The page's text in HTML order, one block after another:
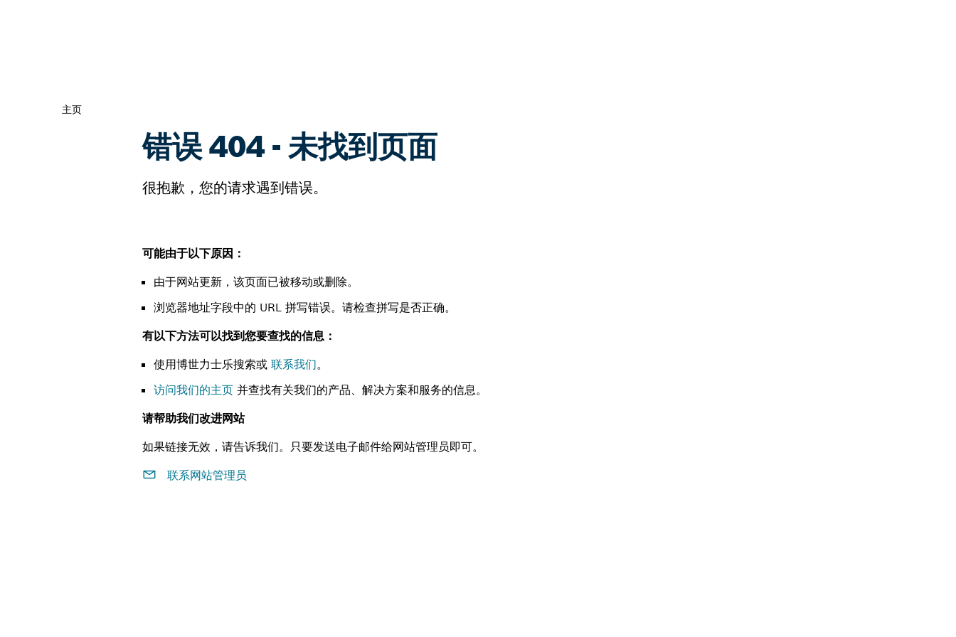
主页
错误 404 - 未找到页面
很抱歉，您的请求遇到错误。
可能由于以下原因：
由于网站更新，该页面已被移动或删除。
浏览器地址字段中的 URL 拼写错误。请检查拼写是否正确。
有以下方法可以找到您要查找的信息：
使用博世力士乐搜索或 联系我们。
访问我们的主页并查找有关我们的产品、解决方案和服务的信息。
请帮助我们改进网站
如果链接无效，请告诉我们。只要发送电子邮件给网站管理员即可。
联系网站管理员